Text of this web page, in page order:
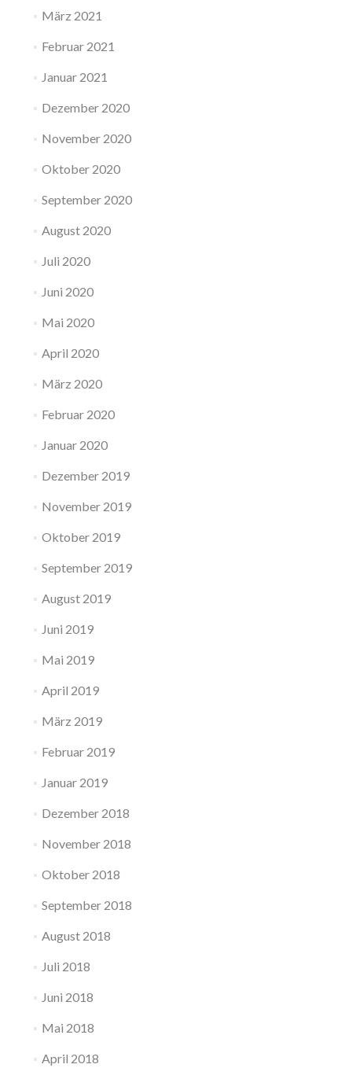
März 2021
Februar 2021
Januar 2021
Dezember 2020
November 2020
Oktober 2020
September 2020
August 2020
Juli 2020
Juni 2020
Mai 2020
April 2020
März 2020
Februar 2020
Januar 2020
Dezember 2019
November 2019
Oktober 2019
September 2019
August 2019
Juni 2019
Mai 2019
April 2019
März 2019
Februar 2019
Januar 2019
Dezember 2018
November 2018
Oktober 2018
September 2018
August 2018
Juli 2018
Juni 2018
Mai 2018
April 2018